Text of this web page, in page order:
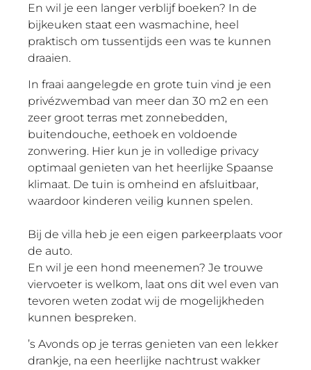
En wil je een langer verblijf boeken? In de
bijkeuken staat een wasmachine, heel
praktisch om tussentijds een was te kunnen
draaien.
In fraai aangelegde en grote tuin vind je een
privézwembad van meer dan 30 m2 en een
zeer groot terras met zonnebedden,
buitendouche, eethoek en voldoende
zonwering. Hier kun je in volledige privacy
optimaal genieten van het heerlijke Spaanse
klimaat. De tuin is omheind en afsluitbaar,
waardoor kinderen veilig kunnen spelen.
Bij de villa heb je een eigen parkeerplaats voor
de auto.
En wil je een hond meenemen? Je trouwe
viervoeter is welkom, laat ons dit wel even van
tevoren weten zodat wij de mogelijkheden
kunnen bespreken.
’s Avonds op je terras genieten van een lekker
drankje, na een heerlijke nachtrust wakker